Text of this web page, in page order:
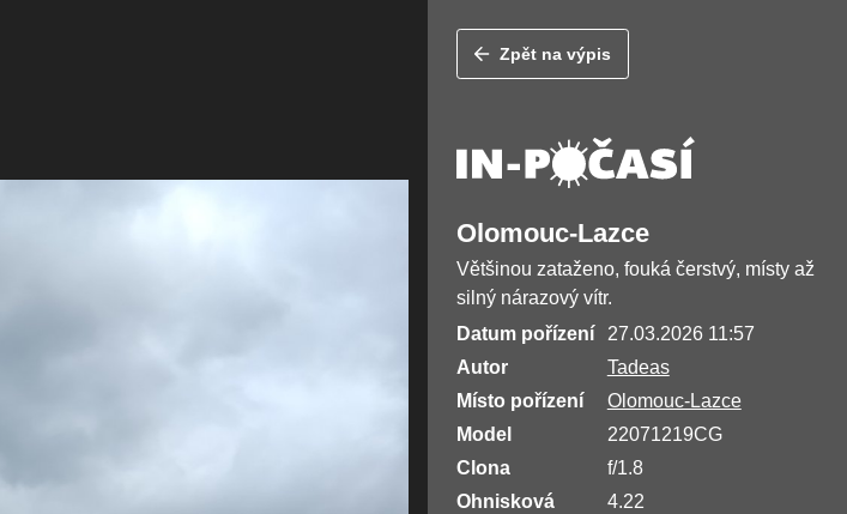
Zpět na výpis
Olomouc-Lazce
Většinou zataženo, fouká čerstvý, místy až
silný nárazový vítr.
Datum pořízení
27.03.2026 11:57
Autor
Tadeas
Místo pořízení
Olomouc-Lazce
Model
22071219CG
Clona
f/1.8
Ohnisková
4.22